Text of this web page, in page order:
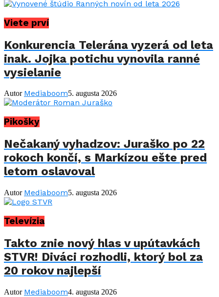
Viete prví
Konkurencia Telerána vyzerá od leta
inak. Jojka potichu vynovila ranné
vysielanie
Autor Mediaboom5. augusta 2026
Pikošky
Nečakaný vyhadzov: Juraško po 22
rokoch končí, s Markízou ešte pred
letom oslavoval
Autor Mediaboom5. augusta 2026
Televízia
Takto znie nový hlas v upútavkách
STVR! Diváci rozhodli, ktorý bol za
20 rokov najlepší
Autor Mediaboom4. augusta 2026